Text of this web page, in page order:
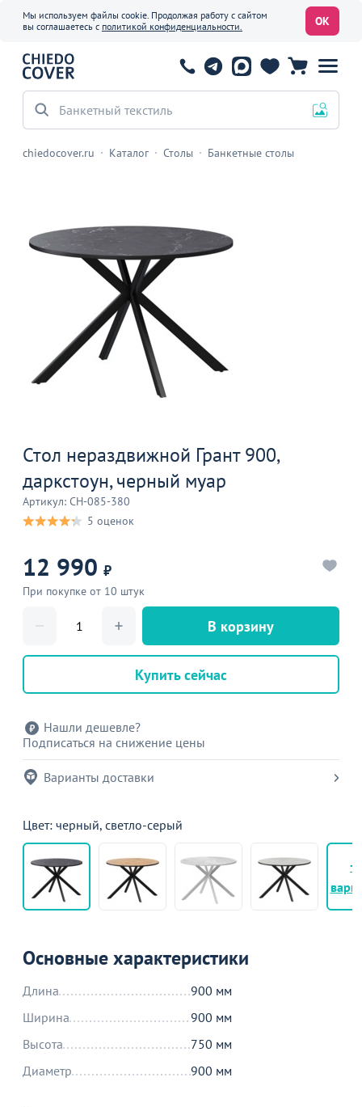
Мы используем файлы cookie. Продолжая работу с сайтом
вы соглашаетесь с политикой конфиденциальности. ОК
Банкетный текстиль
chiedocover.ru Каталог Столы Банкетные столы
Стол нераздвижной Грант 900,
даркстоун, черный муар
Артикул: CH-085-380
5 оценок
12 990 ₽
При покупке от 10 штук
В корзину
Купить сейчас
Нашли дешевле?
Подписаться на снижение цены
Варианты доставки
Цвет: черный, светло-серый
Основные характеристики
Длина
900 мм
Ширина
900 мм
Высота
750 мм
Диаметр
900 мм